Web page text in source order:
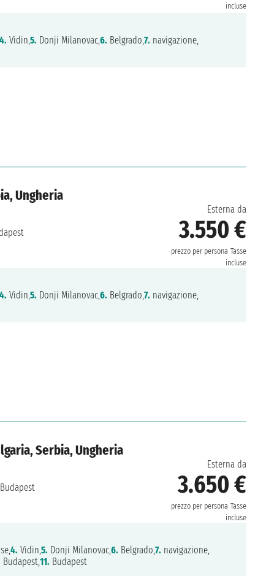
incluse
4. Vidin,5. Donji Milanovac,6. Belgrado,7. navigazione,
Ungheria
Esterna da
3.550 €
prezzo per persona Tasse
incluse
4. Vidin,5. Donji Milanovac,6. Belgrado,7. navigazione,
Serbia, Ungheria
Esterna da
3.650 €
prezzo per persona Tasse
incluse
Budapest
4. Vidin,5. Donji Milanovac,6. Belgrado,7. navigazione,
Budapest,11. Budapest